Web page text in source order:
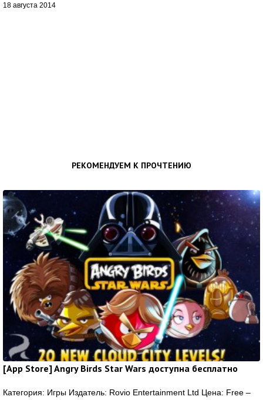
18 августа 2014
РЕКОМЕНДУЕМ К ПРОЧТЕНИЮ
[App Store] Angry Birds Star Wars доступна бесплатно
Категория: Игры Издатель: Rovio Entertainment Ltd Цена: Free –